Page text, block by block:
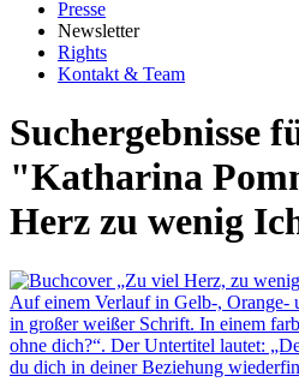
Presse
Newsletter
Rights
Kontakt & Team
Suchergebnisse
"Katharina
Herz zu wenig